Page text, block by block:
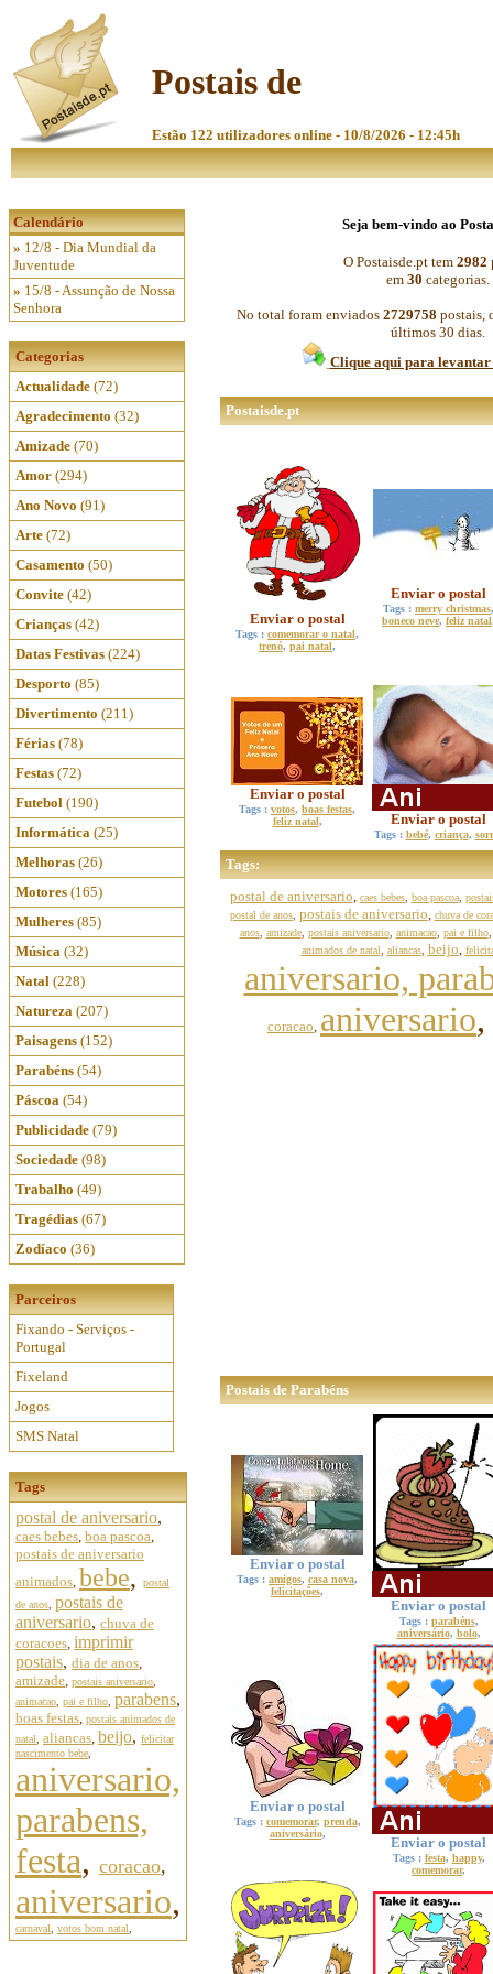
Postais de
Estão 122 utilizadores online - 10/8/2026 - 12:45h
Calendário
» 12/8 - Dia Mundial da
Juventude
» 15/8 - Assunção de Nossa
Senhora
Categorias
Actualidade (72)
Agradecimento (32)
Amizade (70)
Amor (294)
Ano Novo (91)
Arte (72)
Casamento (50)
Convite (42)
Crianças (42)
Datas Festivas (224)
Desporto (85)
Divertimento (211)
Férias (78)
Festas (72)
Futebol (190)
Informática (25)
Melhoras (26)
Motores (165)
Mulheres (85)
Música (32)
Natal (228)
Natureza (207)
Paisagens (152)
Parabéns (54)
Páscoa (54)
Publicidade (79)
Sociedade (98)
Trabalho (49)
Tragédias (67)
Zodíaco (36)
Parceiros
Fixando - Serviços -
Portugal
Fixeland
Jogos
SMS Natal
Tags
postal de aniversario,
caes bebes, boa pascoa,
postais de aniversario
animados, bebe,
postal
de anos postais de
aniversario, chuva de
coracoes, imprimir
postais, dia de anos,
amizade, postais aniversario
animacao pai e filho parabens,
boas festas, postais animados de
natal
aliancas, beijo, felicitar
nascimento bebe
aniversario,
parabens,
festa, coracao,
aniversario,
carnaval votos bom natal
Seja bem-vindo ao
O Postaisde.pt tem 2982
em 30 categorias.
No total foram enviados 2729758 postais,
últimos 30 dias.
Clique aqui para levantar
Postaisde.pt
Enviar o postal
Tags : comemorar o natal,
trenó, pai natal,
Enviar o postal
Tags : merry christmas,
boneco neve, feliz natal
Enviar o postal
Tags : votos, boas festas,
feliz natal, Enviar o postal
Tags : bebé, criança,
Tags:
postal de aniversario, caes bebes, boa pascoa,
postal de anos, postais de aniversario, chuva de
anos, amizade, postais aniversario, animacao, pai e filho
animados de natal
aliancas, beijo,
aniversario,
coracao, aniversario,
Postais de Parabéns
Enviar o postal
Tags : amigos, casa nova,
felicitações,
Enviar o postal
Tags : parabéns,
aniversário, bolo,
Enviar o postal
Tags : comemorar, prenda,
aniversário,
Enviar o postal
Tags : festa, happy,
comemorar,